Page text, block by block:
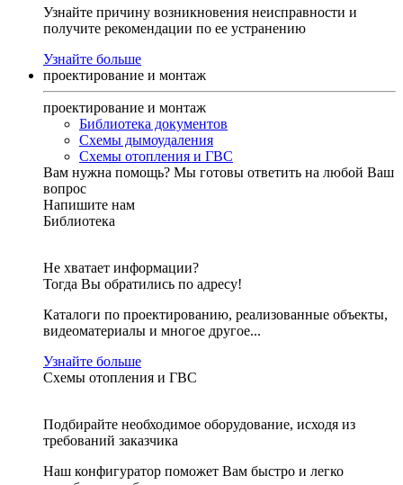
Узнайте причину возникновения неисправности и
получите рекомендации по ее устранению
Узнайте больше
проектирование и монтаж
проектирование и монтаж
Библиотека документов
Схемы дымоудаления
Схемы отопления и ГВС
Вам нужна помощь? Мы готовы ответить на любой Ваш
вопрос
Напишите нам
Библиотека
Не хватает информации?
Тогда Вы обратились по адресу!
Каталоги по проектированию, реализованные объекты,
видеоматериалы и многое другое...
Узнайте больше
Схемы отопления и ГВС
Подбирайте необходимое оборудование, исходя из
требований заказчика
Наш конфигуратор поможет Вам быстро и легко